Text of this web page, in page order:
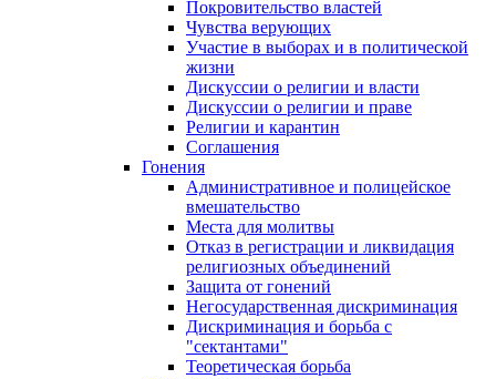
Покровительство властей
Чувства верующих
Участие в выборах и в политической
жизни
Дискуссии о религии и власти
Дискуссии о религии и праве
Религии и карантин
Соглашения
Гонения
Административное и полицейское
вмешательство
Места для молитвы
Отказ в регистрации и ликвидация
религиозных объединений
Защита от гонений
Негосударственная дискриминация
Дискриминация и борьба с
"сектантами"
Теоретическая борьба